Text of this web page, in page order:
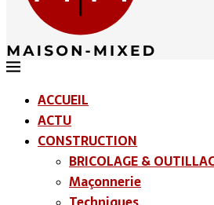
ACCUEIL
ACTU
CONSTRUCTION
BRICOLAGE &
Maçonnerie